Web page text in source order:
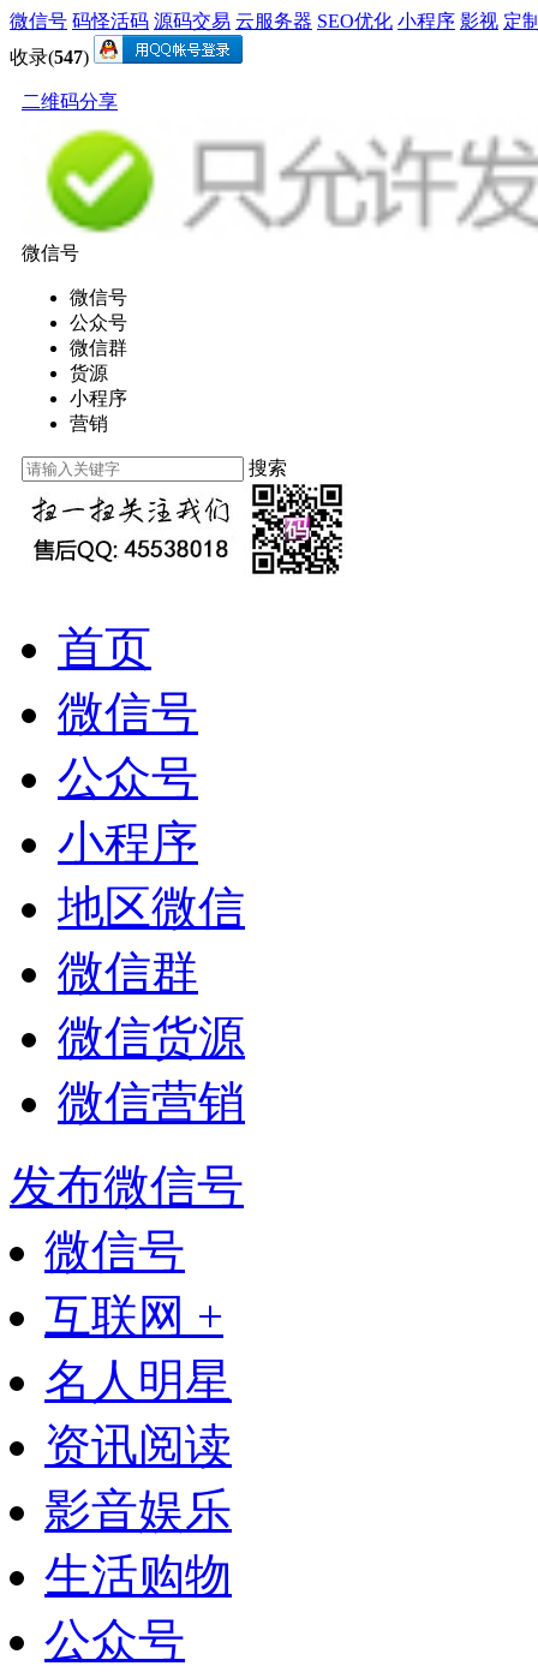
微信号 码怪活码 源码交易 云服务器 SEO优化 小程序 影视 定
收录(547)
二维码分享
微信号
微信号
公众号
微信群
货源
小程序
营销
搜索
首页
微信号
公众号
小程序
地区微信
微信群
微信货源
微信营销
发布微信号
微信号
互联网 +
名人明星
资讯阅读
影音娱乐
生活购物
公众号